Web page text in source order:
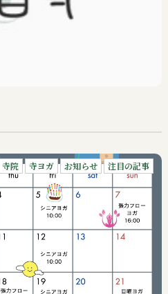
寺院 寺ヨガ お知らせ
注目の記事